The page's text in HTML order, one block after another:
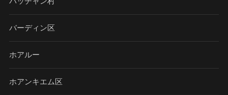
バーディン区
ホアルー
ホアンキエム区